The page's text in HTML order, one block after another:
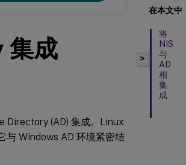
集成
Directory (AD) 集成。Linux
与 Windows AD 环境紧密结
>
在本文中
将
NIS
与
AD
相
集
成